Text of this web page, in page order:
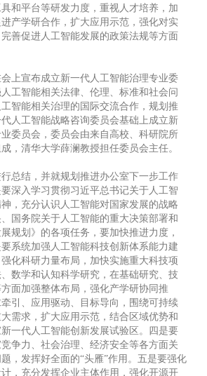
和平台等研发力度，重视人才培养，加
产学研合作，扩大应用示范，强化对实
善促进人工智能发展的政策法规等方面
上宣布成立新一代人工智能治理专业委
工智能相关法律、伦理、标准和社会问
智能相关治理的国际交流合作，规划推
人工智能战略咨询委员会基础上成立新
委员会，委员会由来自高校、科研院所
，清华大学薛澜教授担任委员会主任。
总结，并就规划推进办公室下一步工作
深入学习贯彻习近平总书记关于人工智
，充分认识人工智能对国家发展的战略
国务院关于人工智能的重大决策部署和
规划》的各项任务，要加快推进力度，
系统加强人工智能科技创新体系能力建
化科研力量布局，加快实施重大科技项
数学和认知科学研究，在基础研究、技
面加强整体布局，强化产学研协同推
引、应用驱动、目标导向，围绕可持续
需求，扩大应用示范，结合区域优势和
一代人工智能创新发展试验区。四是要
争力、社会治理、经济安全等各方面关
，发挥好全面的“头雁”作用。五是要强化
，充分发挥企业主体作用，强化开源开